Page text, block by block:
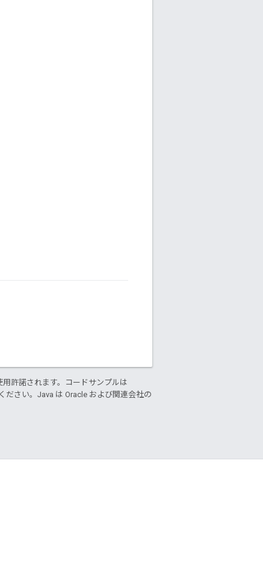
用許諾されます。コードサンプルは
ださい。Java は Oracle および関連会社の